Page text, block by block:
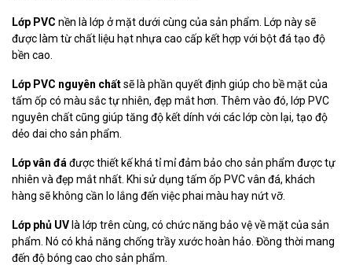
Lớp PVC nền là lớp ở mặt dưới cùng của sản phẩm. Lớp này sẽ
được làm từ chất liệu hạt nhựa cao cấp kết hợp với bột đá tạo độ
bền cao.
Lớp PVC nguyên chấtsẽ là phần quyết định giúp cho bề mặt của
tấm ốp có màu sắc tự nhiên, đẹp mắt hơn. Thêm vào đó, lớp PVC
nguyên chất cũng giúp tăng độ kết dính với các lớp còn lại, tạo độ
dẻo dai cho sản phẩm.
Lớp vân đá được thiết kế khá tỉ mỉ đảm bảo cho sản phẩm được tự
nhiên và đẹp mắt nhất. Khi sử dụng tấm ốp PVC vân đá, khách
hàng sẽ không cần lo lắng đến việc phai màu hay nứt vỡ.
Lớp phủ UV là lớp trên cùng, có chức năng bảo vệ về mặt của sản
phẩm. Nó có khả năng chống trầy xước hoàn hảo. Đồng thời mang
đến độ bóng cao cho sản phẩm.